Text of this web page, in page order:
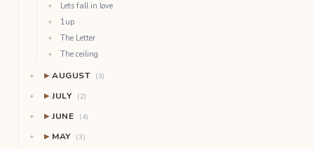
Lets fall in love
1up
The Letter
The ceiling
▶ AUGUST (3)
▶ JULY (2)
▶ JUNE (4)
▶ MAY (3)